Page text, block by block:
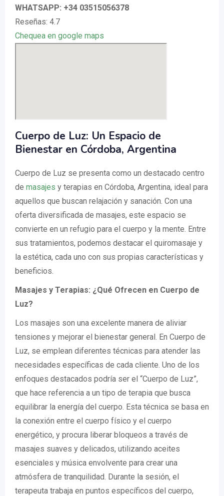
WHATSAPP: +34 03515056378
Reseñas: 4.7
Chequea en google maps
Cuerpo de Luz: Un Espacio de
Bienestar en Córdoba, Argentina
Cuerpo de Luz se presenta como un destacado centro
de masajes y terapias en Córdoba, Argentina, ideal para
aquellos que buscan relajación y sanación. Con una
oferta diversificada de masajes, este espacio se
convierte en un refugio para el cuerpo y la mente. Entre
sus tratamientos, podemos destacar el quiromasaje y
la estética, cada uno con sus propias características y
beneficios.
Masajes y Terapias: ¿Qué Ofrecen en Cuerpo de
Luz?
Los masajes son una excelente manera de aliviar
tensiones y mejorar el bienestar general. En Cuerpo de
Luz, se emplean diferentes técnicas para atender las
necesidades específicas de cada cliente. Uno de los
enfoques destacados podría ser el “Cuerpo de Luz”,
que hace referencia a un tipo de terapia que busca
equilibrar la energía del cuerpo. Esta técnica se basa en
la conexión entre el cuerpo físico y el cuerpo
energético, y procura liberar bloqueos a través de
masajes suaves y delicados, utilizando aceites
esenciales y música envolvente para crear una
atmósfera de tranquilidad. Durante la sesión, el
terapeuta trabaja en puntos específicos del cuerpo,